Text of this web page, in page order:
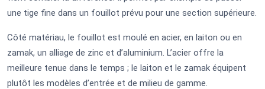
une tige fine dans un fouillot prévu pour une section supérieure.
Côté matériau, le fouillot est moulé en acier, en laiton ou en
zamak, un alliage de zinc et d’aluminium. L’acier offre la
meilleure tenue dans le temps ; le laiton et le zamak équipent
plutôt les modèles d’entrée et de milieu de gamme.